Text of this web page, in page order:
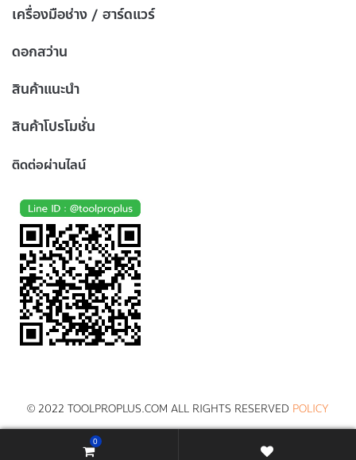
เครื่องมือช่าง / ฮาร์ดแวร์
ดอกสว่าน
สินค้าแนะนำ
สินค้าโปรโมชั่น
ติดต่อผ่านไลน์
© 2022 TOOLPROPLUS.COM ALL RIGHTS RESERVED POLICY
0